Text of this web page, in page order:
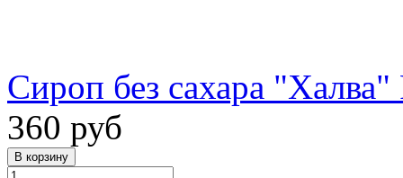
Сироп без сахара
360 руб